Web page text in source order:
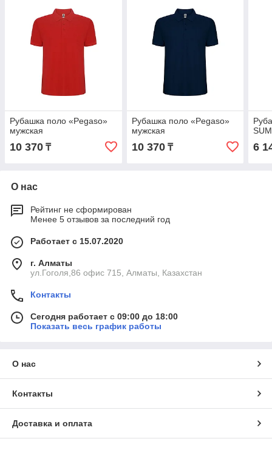
Рубашка поло «Pegaso»
мужская
10 370 ₸
Рубашка поло «Pegaso»
мужская
10 370₸ 6
О нас
Рейтинг не сформирован
Менее 5 отзывов за последний год
Работает с 15.07.2020
г. Алматы
ул.Гоголя,86 офис 715, Алматы, Казахстан
Контакты
Сегодня работает с 09:00 до 18:00
Показать весь график работы
О нас
Контакты
Доставка и оплата